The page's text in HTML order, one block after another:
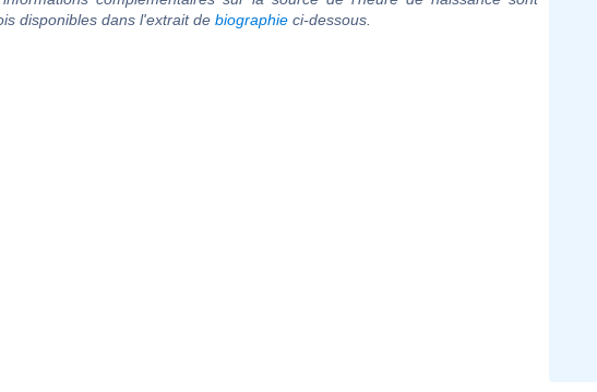
disponibles dans l'extrait de biographie ci-dessous.